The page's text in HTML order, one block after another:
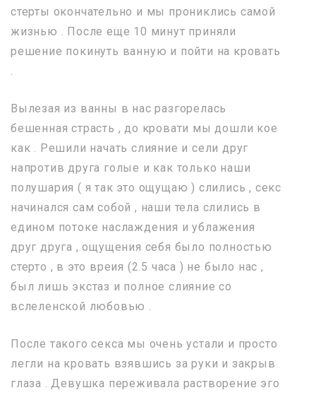
стерты окончательно и мы прониклись самой
жизнью . После еще 10 минут приняли
решение покинуть ванную и пойти на кровать
Вылезая из ванны в нас разгорелась
бешенная страсть , до кровати мы дошли кое
как . Решили начать слияние и сели друг
напротив друга голые и как только наши
полушария ( я так это ощущаю ) слились , секс
начинался сам собой , наши тела слились в
едином потоке наслаждения и ублажения
друг друга , ощущения себя было полностью
стерто , в это вреия (2.5 часа ) не было нас ,
был лишь экстаз и полное слияние со
вслеленской любовью .
После такого секса мы очень устали и просто
легли на кровать взявшись за руки и закрыв
глаза . Девушка переживала растворение эго